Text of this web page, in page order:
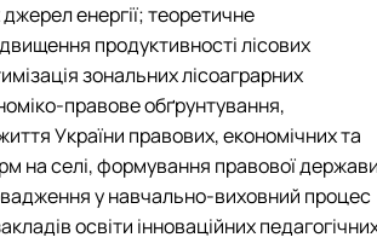
енергії; теоретичне
продуктивності лісових
зональних лісоаграрних
правове обґрунтування,
України правових, економічних та
на селі, формування правової
у навчально-виховний процес
освіти інноваційних